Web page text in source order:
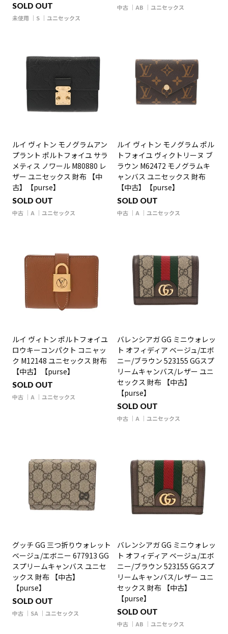
SOLD OUT
未使用 S ユニセックス
中古 AB ユニセックス
ルイ ヴィトン モノグラムアン
プラント ポルトフォイユ サラ
メティス ノワール M80880 レ
ザー ユニセックス 財布 【中
古】【purse】
SOLD OUT
中古 A ユニセックス
ルイ ヴィトン モノグラム ポル
トフォイユ ヴィクトリーヌ ブ
ラウン M62472 モノグラムキ
ャンバス ユニセックス 財布
【中古】【purse】
SOLD OUT
中古 A ユニセックス
ルイ ヴィトン ポルトフォイユ
ロウキーコンパクト コニャッ
ク M12148 ユニセックス 財布
【中古】【purse】
SOLD OUT
中古 A ユニセックス
バレンシアガ GG ミニウォレッ
ト オフィディア ベージュ/エボ
ニー/ブラウン 523155 GGスプ
リームキャンバス/レザー ユニ
セックス 財布 【中古】
【purse】
SOLD OUT
中古 A ユニセックス
グッチ GG 三つ折りウォレット
ベージュ/エボニー 677913 GG
スプリームキャンバス ユニセ
ックス 財布 【中古】
【purse】
SOLD OUT
中古 SA ユニセックス
バレンシアガ GG ミニウォレッ
ト オフィディア ベージュ/エボ
ニー/ブラウン 523155 GGスプ
リームキャンバス/レザー ユニ
セックス 財布 【中古】
【purse】
SOLD OUT
中古 AB ユニセックス